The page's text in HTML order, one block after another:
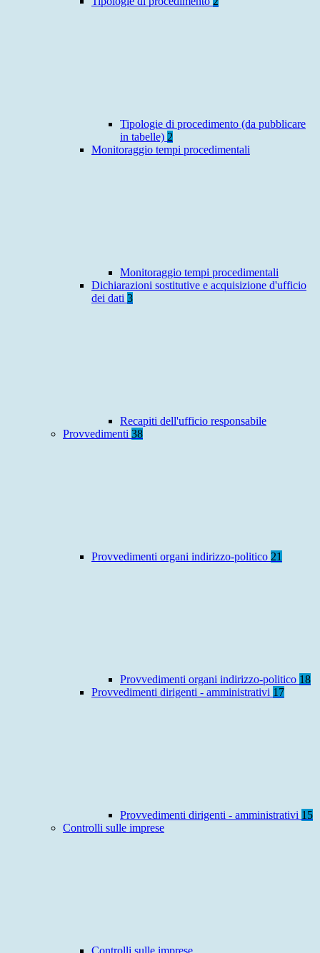
Tipologie di procedimento (da pubblicare
in tabelle) 2
Monitoraggio tempi procedimentali
Monitoraggio tempi procedimentali
Dichiarazioni sostitutive e acquisizione d'ufficio
dei dati 3
Recapiti dell'ufficio responsabile
Provvedimenti 38
Provvedimenti organi indirizzo-politico 21
Provvedimenti organi indirizzo-politico 18
Provvedimenti dirigenti - amministrativi 17
Provvedimenti dirigenti - amministrativi 15
Controlli sulle imprese